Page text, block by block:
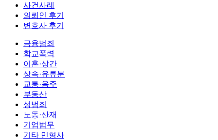
사건사례
의뢰인 후기
변호사 후기
금융범죄
학교폭력
이혼·상간
상속·유류분
교통·음주
부동산
성범죄
노동·산재
기업법무
기타 민형사